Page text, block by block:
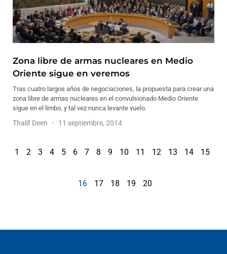
Zona libre de armas nucleares en Medio
Oriente sigue en veremos
Tras cuatro largos años de negociaciones, la propuesta para crear una
zona libre de armas nucleares en el convulsionado Medio Oriente
sigue en el limbo, y tal vez nunca levante vuelo.
Thalif Deen 11 septiembre, 2014
1 2 3 4 5 6 7 8 9 10 11 12 13 14 15
16 17 18 19 20